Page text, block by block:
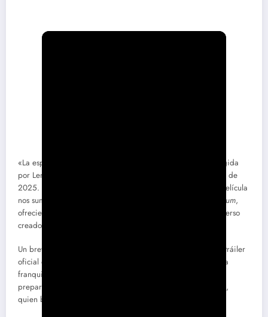
«La esperada precuela de la saga
, dirigida
por Len Wiseman, llegará a las salas españolas el 6 de junio de
2025. Protagonizada por la carismática Ana de Armas, la película
nos sumergirá en los eventos previos a
John Wick 3: Parabellum,
ofreciendo un vistazo más profundo al oscuro y violento universo
creado por Chad Stahelski.
Un breve teaser ha anunciado el inminente lanzamiento del tráiler
oficial de
, despertando la emoción de los fans de la
franquicia. En este adelanto, podemos vislumbrar la intensa
preparación de la joven asesina, interpretada por De Armas,
quien busca vengar la muerte de su familia.